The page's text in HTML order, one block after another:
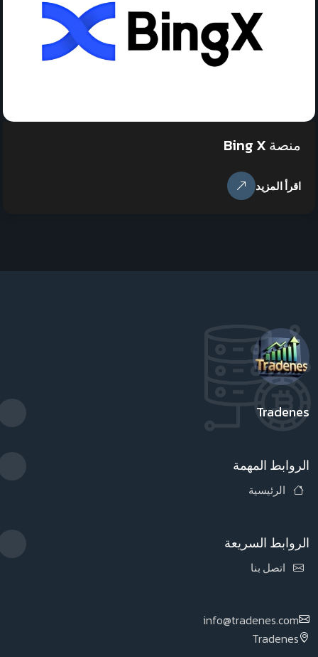
منصة Bing X
اقرأ المزيد
Tradenes
الروابط المهمة
الرئيسية
الروابط السريعة
اتصل بنا
info@tradenes.com
Tradenes